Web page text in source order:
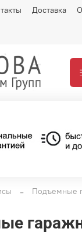
Доставка
Подъемные